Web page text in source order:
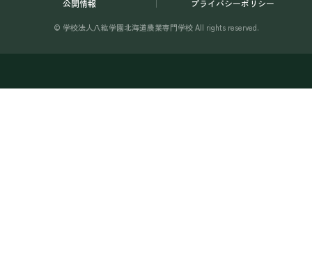
公開情報
プライバシーポリシー
© 学校法人八紘学園北海道農業専門学校 All rights reserved.